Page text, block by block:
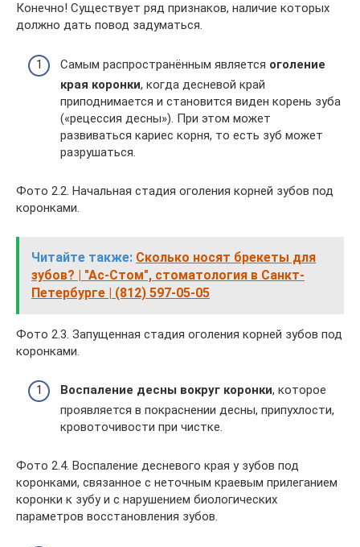
Конечно! Существует ряд признаков, наличие которых
должно дать повод задуматься.
Самым распространённым является оголение
края коронки, когда десневой край
приподнимается и становится виден корень зуба
(«рецессия десны»). При этом может
развиваться кариес корня, то есть зуб может
разрушаться.
Фото 2.2. Начальная стадия оголения корней зубов под
коронками.
Читайте также: Сколько носят брекеты для
зубов? | "Ас-Стом", стоматология в Санкт-
Петербурге | (812) 597-05-05
Фото 2.3. Запущенная стадия оголения корней зубов под
коронками.
Воспаление десны вокруг коронки, которое
проявляется в покраснении десны, припухлости,
кровоточивости при чистке.
Фото 2.4. Воспаление десневого края у зубов под
коронками, связанное с неточным краевым прилеганием
коронки к зубу и с нарушением биологических
параметров восстановления зубов.